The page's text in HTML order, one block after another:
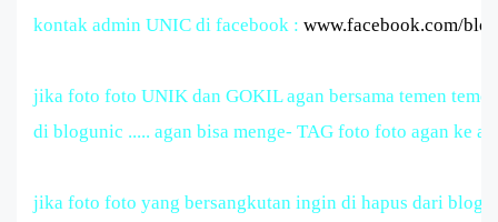
kontak admin UNIC di facebook : www.facebook.com/
jika foto foto UNIK dan GOKIL agan bersama temen
di blogunic ..... agan bisa menge- TAG foto foto agan ke
jika foto foto yang bersangkutan ingin di hapus dari blog